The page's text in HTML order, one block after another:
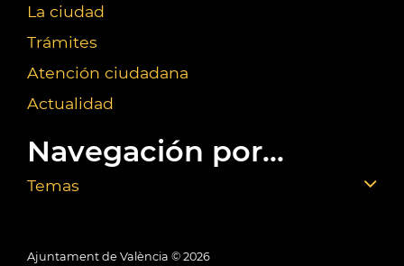
La ciudad
Trámites
Atención ciudadana
Actualidad
Navegación por...
Temas
Ajuntament de València © 2026